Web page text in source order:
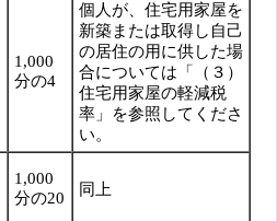
1,000
分の4
個人が、住宅用家屋を
新築または取得し自己
の居住の用に供した場
合については「（３）
住宅用家屋の軽減税
率」を参照してくださ
い。
1,000
分の20
同上